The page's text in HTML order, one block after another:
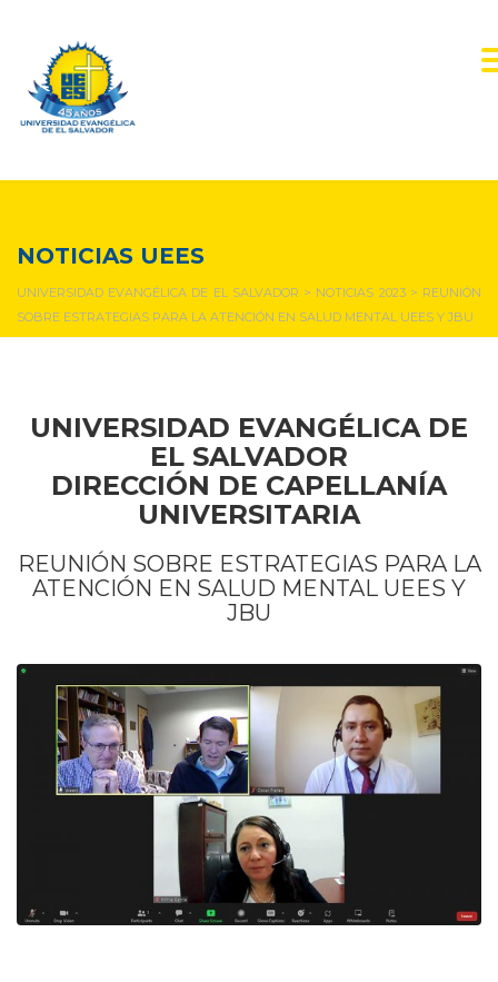
NOTICIAS UEES
UNIVERSIDAD EVANGÉLICA DE EL SALVADOR > NOTICIAS 2023> REUNIÓN
SOBRE ESTRATEGIAS PARA LA ATENCIÓN EN SALUD MENTAL UEES Y JBU
UNIVERSIDAD EVANGÉLICA DE
EL SALVADOR
DIRECCIÓN DE CAPELLANÍA
UNIVERSITARIA
REUNIÓN SOBRE ESTRATEGIAS PARA LA
ATENCIÓN EN SALUD MENTAL UEES Y
JBU